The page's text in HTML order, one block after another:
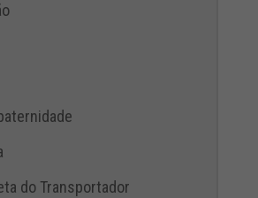
do Transportador